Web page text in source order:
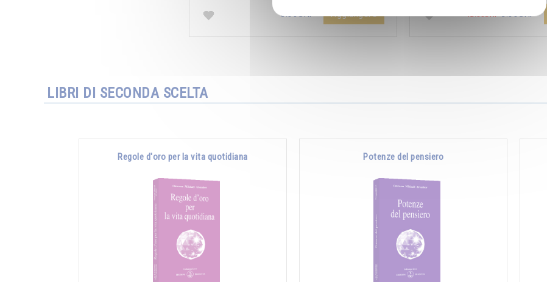
5.00CHF Aggiungere 12.00CHF5.00CHF
LIBRI DI SECONDA SCELTA
Regole d'oro per la vita quotidiana Potenze del pensiero